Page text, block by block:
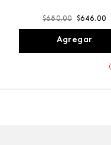
$680.00 $646.00
Agregar